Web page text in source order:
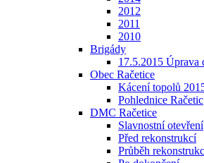
2012
2011
2010
Brigády
17.5.2015 Úprava
Obec Račetice
Kácení topolů
Pohlednice Račetic
DMC Račetice
Slavnostní otevření
Před rekonstrukcí
Průběh